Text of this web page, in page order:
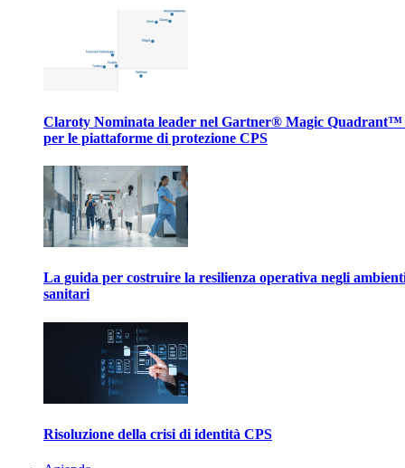
Claroty Nominata leader nel Gartner® Magic Quadrant™
per le piattaforme di protezione CPS
La guida per costruire la resilienza operativa negli
sanitari
Risoluzione della crisi di identità CPS